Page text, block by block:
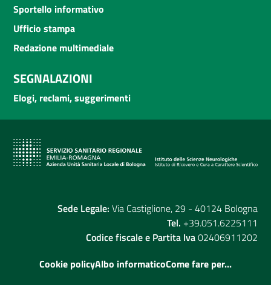
Sportello informativo
Ufficio stampa
Redazione multimediale
SEGNALAZIONI
Elogi, reclami, suggerimenti
Sede Legale: Via Castiglione, 29 - 40124 Bologna
Tel. +39.051.6225111
Codice fiscale e Partita Iva02406911202
Cookie policyAlbo informaticoCome fare per...